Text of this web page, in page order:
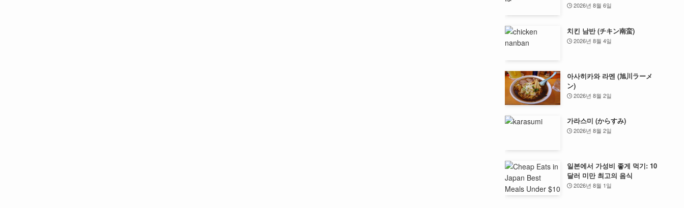
2026년 8월 6일
치킨 남반 (チキン南蛮)
2026년 8월 4일
아사히카와 라멘 (旭川ラーメ
ン)
2026년 8월 2일
가라스미 (からすみ)
2026년 8월 2일
일본에서 가성비 좋게 먹기: 10
달러 미만 최고의 음식
2026년 8월 1일